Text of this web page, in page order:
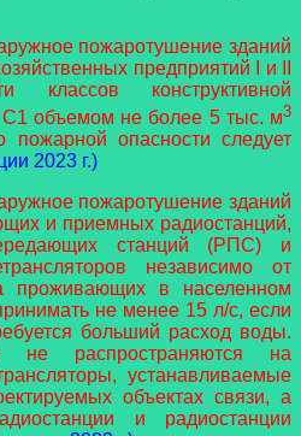
пожаротушение зданий
предприятий I и II
классов конструктивной
объемом не более 5 тыс. м3
опасности следует
2023 г.)
пожаротушение зданий
и приемных радиостанций,
станций (РПС) и
независимо от
проживающих в населенном
не менее 15 л/с, если
больший расход воды.
не распространяются на
устанавливаемые
объектах связи, а
и радиостанции